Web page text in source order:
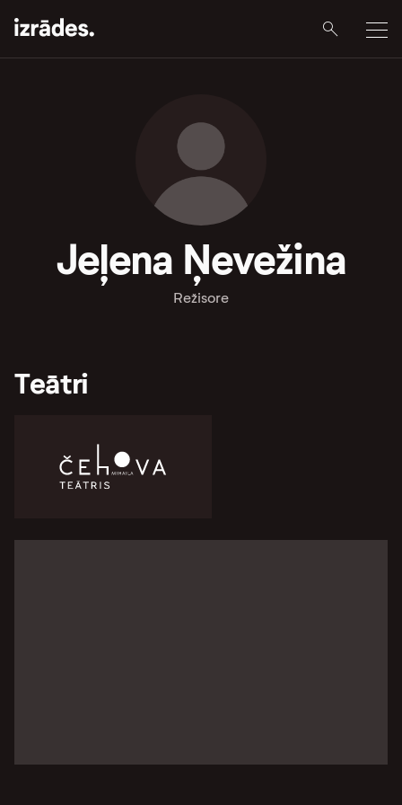
Jeļena Ņevežina
Režisore
Teātri